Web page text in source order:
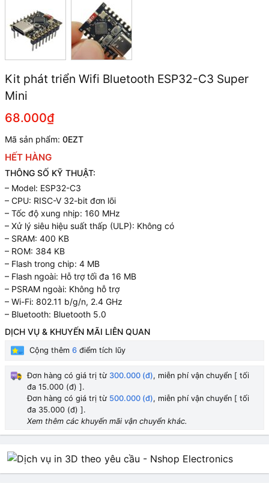
Kit phát triển Wifi Bluetooth ESP32-C3 Super
Mini
68.000₫
Mã sản phẩm: 0EZT
HẾT HÀNG
THÔNG SỐ KỸ THUẬT:
– Model: ESP32-C3
– CPU: RISC-V 32-bit đơn lõi
– Tốc độ xung nhịp: 160 MHz
– Xử lý siêu hiệu suất thấp (ULP): Không có
– SRAM: 400 KB
– ROM: 384 KB
– Flash trong chip: 4 MB
– Flash ngoài: Hỗ trợ tối đa 16 MB
– PSRAM ngoài: Không hỗ trợ
– Wi-Fi: 802.11 b/g/n, 2.4 GHz
– Bluetooth: Bluetooth 5.0
DỊCH VỤ & KHUYẾN MÃI LIÊN QUAN
Cộng thêm 6 điểm tích lũy
Đơn hàng có giá trị từ 300.000 (đ), miễn phí vận chuyển [ tối
đa 15.000 (đ) ].
Đơn hàng có giá trị từ 500.000 (đ), miễn phí vận chuyển [ tối
đa 35.000 (đ) ].
Xem thêm các khuyến mãi vận chuyển khác.